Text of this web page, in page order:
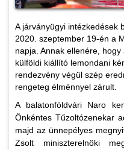
A járványügyi intézkedések
2020. szeptember 19-én a
napja. Annak ellenére,
külföldi kiállító lemondani
rendezvény végül szép
rengeteg élménnyel zárult.
A balatonföldvári Naro
Önkéntes Tűzoltózenekar
majd az ünnepélyes
Zsolt miniszterelnöki